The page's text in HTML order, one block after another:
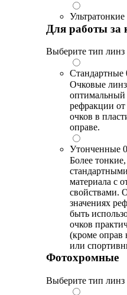
Ультратонкие
Для работы за
Выберите тип линз
Стандартные
Очковые
оптимальный
рефракции
очков в
оправе.
Утонченные
Более
материала с
свойствами.
значениях
быть
очков
(кроме оправ
или
Фотохромные
Выберите тип линз